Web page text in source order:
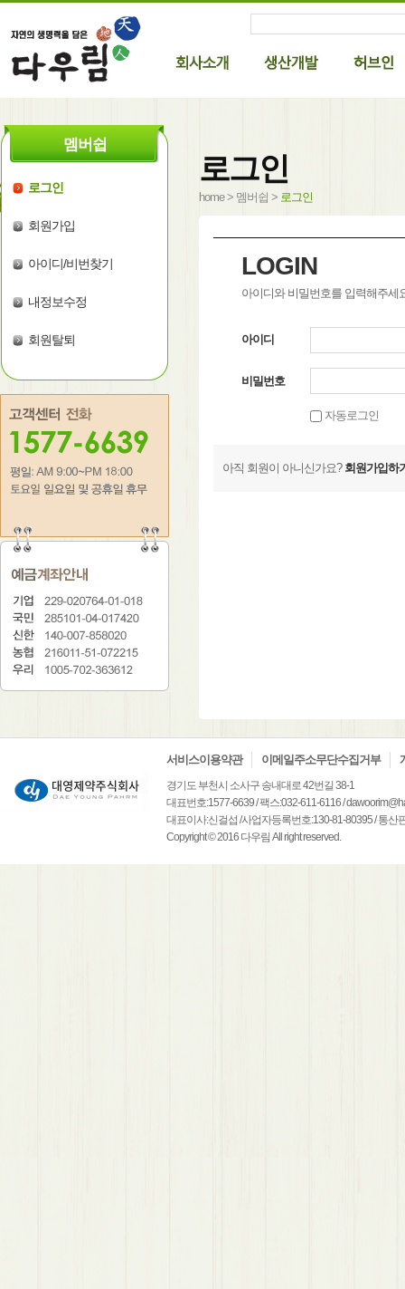
멤버쉽
로그인
회원가입
아이디/비번찾기
내정보수정
회원탈퇴
로그인
home > 멤버쉽 > 로그인
LOGIN
아이디와 비밀번호를 입력해주세
아이디
비밀번호
자동로그인
아직 회원이 아니신가요? 회원가입하
서비스이용약관 이메일주소무단수집거부
경기도 부천시 소사구 송내대로 42번길 38-1
대표번호:1577-6639 / 팩스:032-611-6116 /
대표이사:신걸섭 /사업자등록번호:130-81-80395 / 통산
Copyright © 2016 다우림 All right reserved.